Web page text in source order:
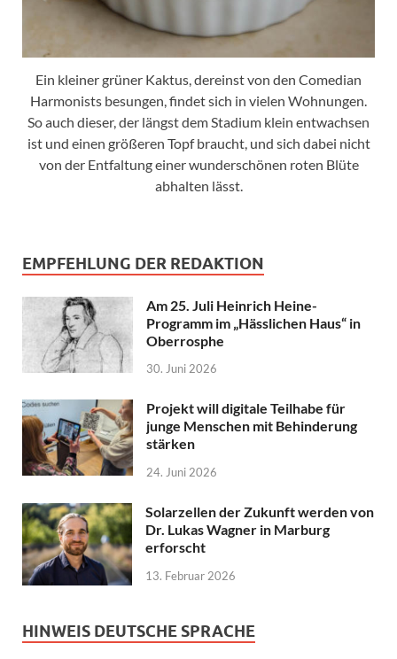
Ein kleiner grüner Kaktus, dereinst von den Comedian
Harmonists besungen, findet sich in vielen Wohnungen.
So auch dieser, der längst dem Stadium klein entwachsen
ist und einen größeren Topf braucht, und sich dabei nicht
von der Entfaltung einer wunderschönen roten Blüte
abhalten lässt.
EMPFEHLUNG DER REDAKTION
Am 25. Juli Heinrich Heine-
Programm im „Hässlichen Haus“ in
Oberrosphe
30. Juni 2026
Projekt will digitale Teilhabe für
junge Menschen mit Behinderung
stärken
24. Juni 2026
Solarzellen der Zukunft werden von
Dr. Lukas Wagner in Marburg
erforscht
13. Februar 2026
HINWEIS DEUTSCHE SPRACHE